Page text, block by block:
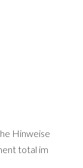
Hinweise
total im